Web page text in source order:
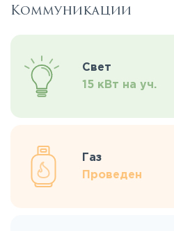
Коммуникации
Свет
15 кВт на уч.
Газ
Проведен